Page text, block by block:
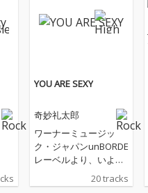
YOU ARE SEXY
奇妙礼太郎
ワーナーミュージッ
ク・ジャパンunBORDE
レーベルより、いよい
よメジャー1stフルアル
バムがリリース決
20 tracks